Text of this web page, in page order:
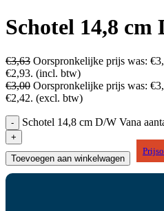
Schotel 14,8 cm
€3,63 Oorspronkelijke prijs was:
€2,93. (incl. btw)
€3,00 Oorspronkelijke prijs was:
€2,42. (excl. btw)
Schotel 14,8 cm D/W Vana
Toevoegen aan winkelwagen